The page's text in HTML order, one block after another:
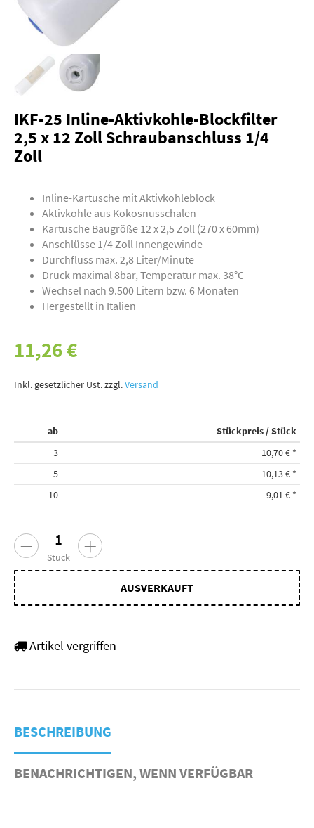
IKF-25 Inline-Aktivkohle-Blockfilter
2,5 x 12 Zoll Schraubanschluss 1/4
Zoll
Inline-Kartusche mit Aktivkohleblock
Aktivkohle aus Kokosnusschalen
Kartusche Baugröße 12 x 2,5 Zoll (270 x 60mm)
Anschlüsse 1/4 Zoll Innengewinde
Durchfluss max. 2,8 Liter/Minute
Druck maximal 8bar, Temperatur max. 38°C
Wechsel nach 9.500 Litern bzw. 6 Monaten
Hergestellt in Italien
11,26 €
Inkl. gesetzlicher Ust. zzgl.Versand
ab
Stückpreis / Stück
3
10,70 € *
5
10,13 € *
10
9,01 € *
Stück
AUSVERKAUFT
Artikel vergriffen
BESCHREIBUNG
BENACHRICHTIGEN, WENN VERFÜGBAR